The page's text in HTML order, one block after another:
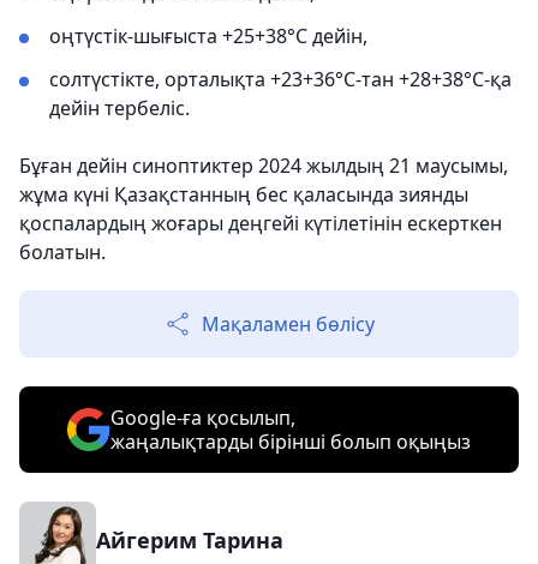
оңтүстік-шығыста +25+38°С дейін,
солтүстікте, орталықта +23+36°С-тан +28+38°С-қа
дейін тербеліс.
Бұған дейін синоптиктер 2024 жылдың 21 маусымы,
жұма күні Қазақстанның бес қаласында зиянды
қоспалардың жоғары деңгейі күтілетінін ескерткен
болатын.
Мақаламен бөлісу
Google-ға қосылып,
жаңалықтарды бірінші болып оқыңыз
Айгерим Тарина